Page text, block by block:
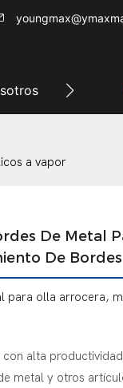
Centro
a vapor
De Metal
De
para olla arrocera,
alta
metal y otros